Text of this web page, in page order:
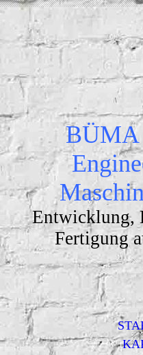
Entwicklung,
Fertigung